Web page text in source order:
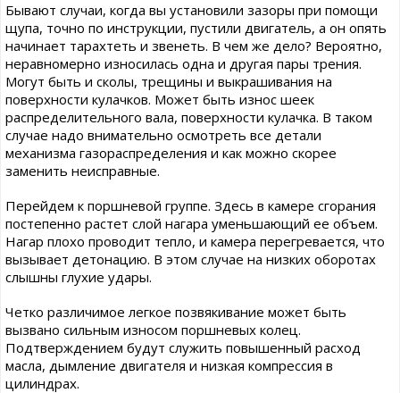
Бывают случаи, когда вы установили зазоры при помощи
щупа, точно по инструкции, пустили двигатель, а он опять
начинает тарахтеть и звенеть. В чем же дело? Вероятно,
неравномерно износилась одна и другая пары трения.
Могут быть и сколы, трещины и выкрашивания на
поверхности кулачков. Может быть износ шеек
распределительного вала, поверхности кулачка. В таком
случае надо внимательно осмотреть все детали
механизма газораспределения и как можно скорее
заменить неисправные.
Перейдем к поршневой группе. Здесь в камере сгорания
постепенно растет слой нагара уменьшающий ее объем.
Нагар плохо проводит тепло, и камера перегревается, что
вызывает детонацию. В этом случае на низких оборотах
слышны глухие удары.
Четко различимое легкое позвякивание может быть
вызвано сильным износом поршневых колец.
Подтверждением будут служить повышенный расход
масла, дымление двигателя и низкая компрессия в
цилиндрах.